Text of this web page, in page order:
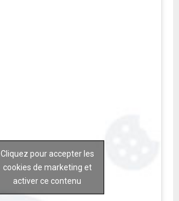
Cliquez pour accepter les
cookies de marketing et
activer ce contenu